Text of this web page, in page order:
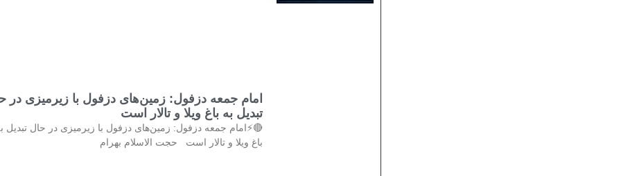
امام جمعه دزفول: زمین‌های دزفول با زیرمیزی در
تبدیل به باغ ویلا و تالار است
🔴⚡امام جمعه دزفول: زمین‌های دزفول با زیرمیزی در حال تبدیل
باغ ویلا و تالار است حجت الاسلام بهرام